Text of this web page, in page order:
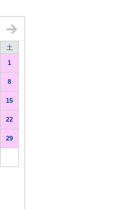
土
1
8
15
22
29